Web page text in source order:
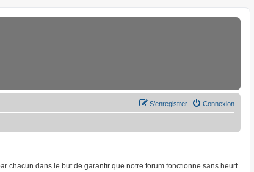
Connexion
S’enregistrer
chacun dans le but de garantir que notre forum fonctionne sans heurt